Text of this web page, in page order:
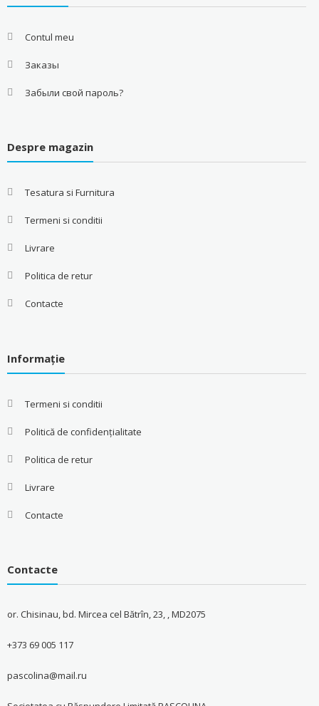
Contul meu
Заказы
Забыли свой пароль?
Despre magazin
Tesatura si Furnitura
Termeni si conditii
Livrare
Politica de retur
Contacte
Informație
Termeni si conditii
Politică de confidențialitate
Politica de retur
Livrare
Contacte
Contacte
or. Chisinau, bd. Mircea cel Bătrîn, 23, , MD2075
+373 69 005 117
pascolina@mail.ru